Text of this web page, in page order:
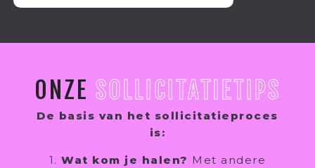
ONZE SOLLICITATIETIPS
De basis van het sollicitatieproces
is:
1.Wat kom je halen? Met andere